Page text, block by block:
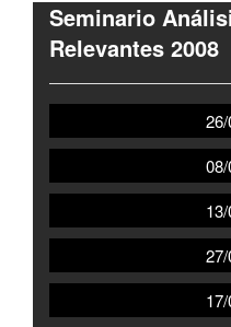
Seminario
Relevantes 2008